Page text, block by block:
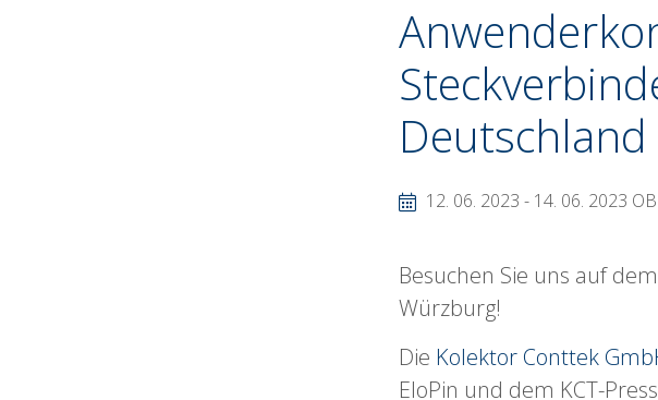
Deutschland
12. 06. 2023 - 14. 06. 2023
Besuchen Sie uns auf
Würzburg!
Die Kolektor Conttek
EloPin und dem KCT-